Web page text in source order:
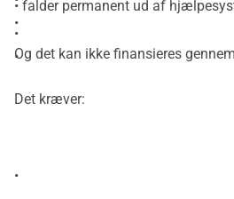
•
• falder permanent ud af
•
•
Og det kan ikke finansieres
Det kræver:
•